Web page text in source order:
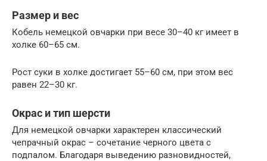
Размер и вес
Кобель немецкой овчарки при весе 30–40 кг имеет в
холке 60–65 см.
Рост суки в холке достигает 55–60 см, при этом вес
равен 22–30 кг.
Окрас и тип шерсти
Для немецкой овчарки характерен классический
чепрачный окрас – сочетание черного цвета с
подпалом. Благодаря выведению разновидностей,